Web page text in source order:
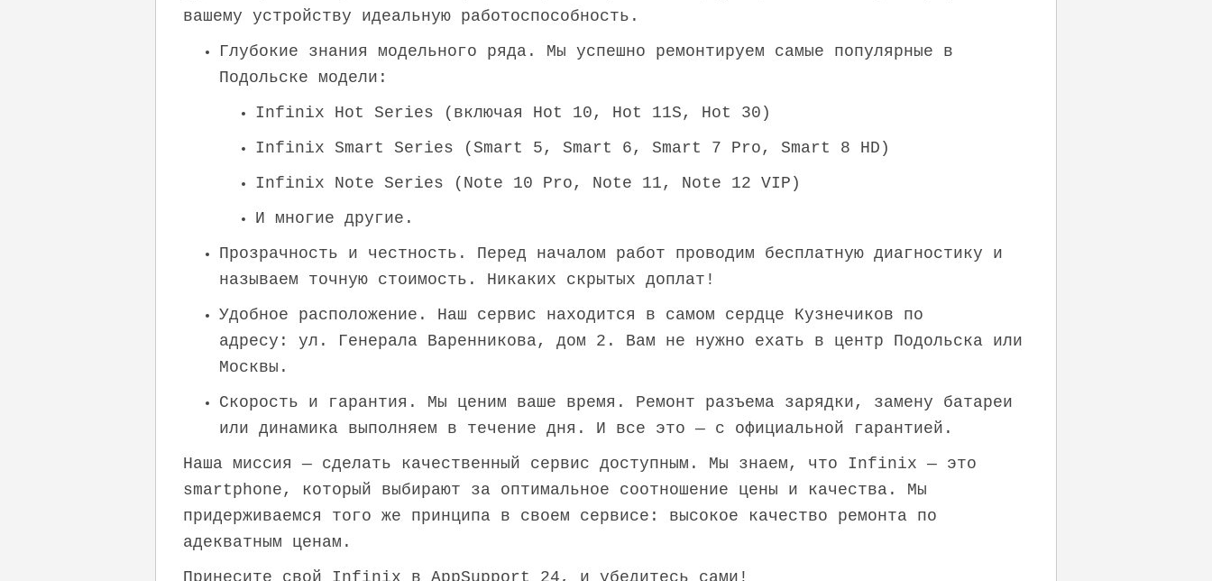
вашему устройству идеальную работоспособность.
Глубокие знания модельного ряда. Мы успешно ремонтируем самые популярные в
Подольске модели:
Infinix Hot Series (включая Hot 10, Hot 11S, Hot 30)
Infinix Smart Series (Smart 5, Smart 6, Smart 7 Pro, Smart 8 HD)
Infinix Note Series (Note 10 Pro, Note 11, Note 12 VIP)
И многие другие.
Прозрачность и честность. Перед началом работ проводим бесплатную диагностику и
называем точную стоимость. Никаких скрытых доплат!
Удобное расположение. Наш сервис находится в самом сердце Кузнечиков по
адресу: ул. Генерала Варенникова, дом 2. Вам не нужно ехать в центр Подольска или
Москвы.
Скорость и гарантия. Мы ценим ваше время. Ремонт разъема зарядки, замену батареи
или динамика выполняем в течение дня. И все это — с официальной гарантией.
Наша миссия — сделать качественный сервис доступным. Мы знаем, что Infinix — это
smartphone, который выбирают за оптимальное соотношение цены и качества. Мы
придерживаемся того же принципа в своем сервисе: высокое качество ремонта по
адекватным ценам.
Принесите свой Infinix в AppSupport 24, и убедитесь сами!